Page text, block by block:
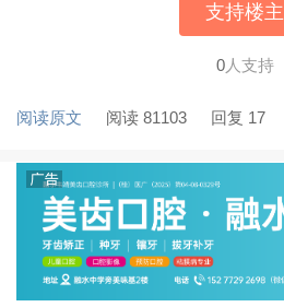
支持楼主
0人支持
阅读原文 阅读 81103 回复 17